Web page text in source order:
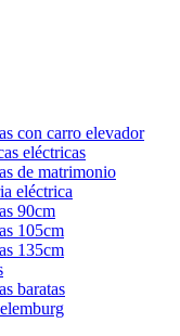
con carro elevador
eléctricas
de matrimonio
eléctrica
90cm
105cm
135cm
baratas